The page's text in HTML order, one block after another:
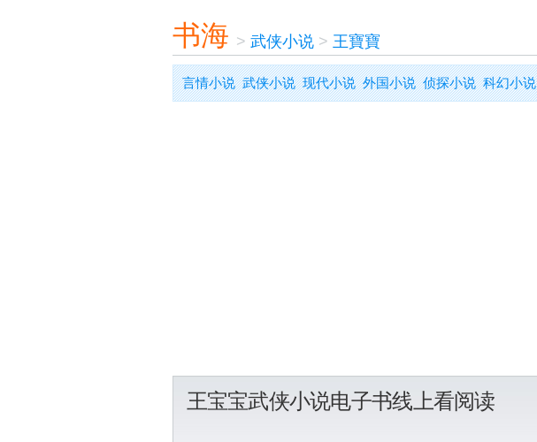
书海 > 武侠小说> 王寶寶
言情小说 武侠小说 现代小说 外国小说 侦探小说 科幻小说
王宝宝武侠小说电子书线上看阅读